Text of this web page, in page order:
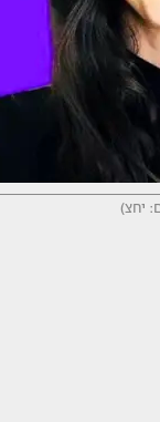
יחצ)